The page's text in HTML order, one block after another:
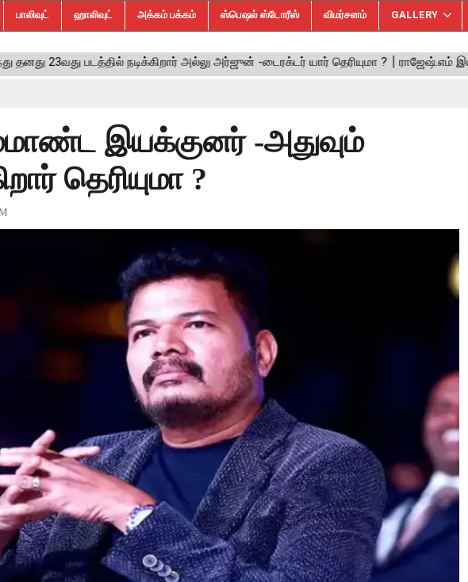
பாலிவுட் ஹாலிவுட் அக்கம் பக்கம் ஸ்பெஷல் ஸ்டோரீஸ் விமர்சனம் GALLERY
இயக்குனர் -அதுவும்
தெரியுமா ?